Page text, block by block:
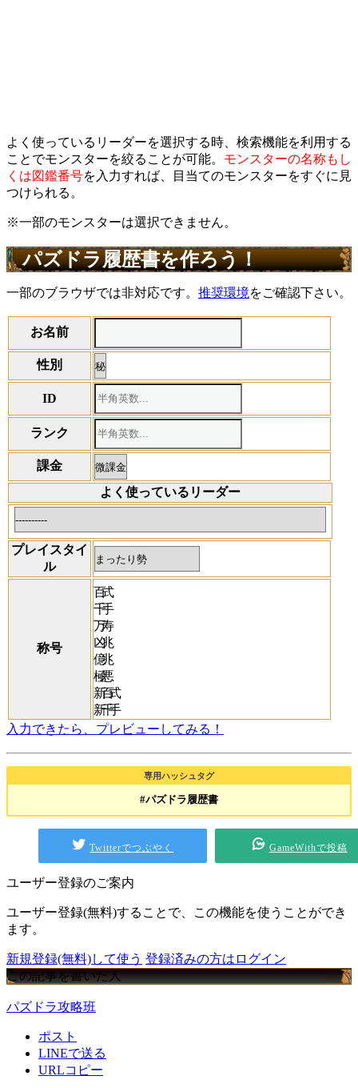
よく使っているリーダーを選択する時、検索機能を利用する
ことでモンスターを絞ることが可能。 モンスターの名称もし
くは図鑑番号を入力すれば、目当てのモンスターをすぐに見
つけられる。
※一部のモンスターは選択できません。
パズドラ履歴書を作ろう！
一部のブラウザでは非対応です。 推奨環境をご確認下さい。
お名前
性別
ID
ランク
課金
よく使っているリーダー
プレイスタイ
ル
称号
百式
千手
万寿
凶兆
億兆
極悪
新百式
新千手
入力できたら、プレビューしてみる！
専用ハッシュタグ
#パズドラ履歴書
Twitterでつぶやく GameWithで投稿
ユーザー登録のご案内
ユーザー登録(無料)することで、この機能を使うことができ
ます。
新規登録(無料)して使う 登録済みの方はログイン
この記事を書いた人
パズドラ攻略班
ポスト
LINEで送る
URLコピー